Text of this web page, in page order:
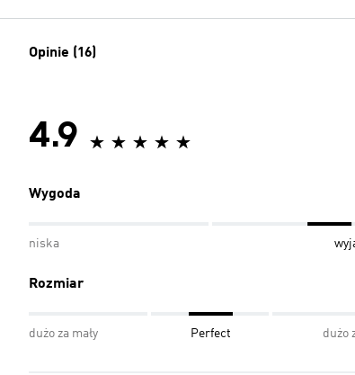
Opinie (16)
4.9
Wygoda
niska
Rozmiar
dużo za mały Perfect dużo